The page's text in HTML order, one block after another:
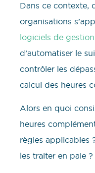
Dans ce contexte,
organisations
logiciels de
d’automatiser le
contrôler les
calcul des heures
Alors en quoi
heures
règles applicables
les traiter en paie ?